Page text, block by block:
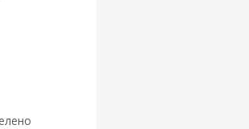
НАТО?